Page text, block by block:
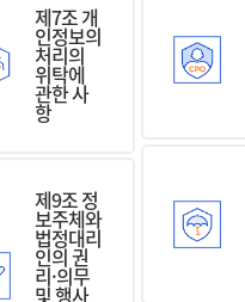
제7조 개
인정보의
처리의
위탁에
관한 사
항
제9조 정
보주체와
법정대리
인의 권
리·의무
및 행사